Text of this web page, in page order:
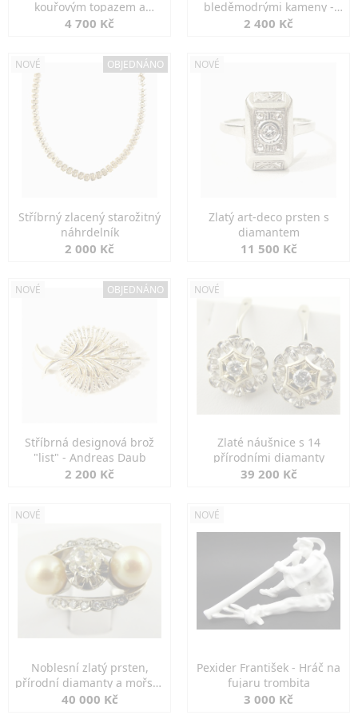
kouřovým topazem a
markazity
4 700 Kč
bleděmodrými kameny -
jemná elegance
2 400 Kč
NOVÉ OBJEDNÁNO
Stříbrný zlacený starožitný
náhrdelník
2 000 Kč
NOVÉ
Zlatý art-deco prsten s
diamantem
11 500 Kč
NOVÉ OBJEDNÁNO
Stříbrná designová brož
"list" - Andreas Daub
2 200 Kč
NOVÉ
Zlaté náušnice s 14
přírodními diamanty
39 200 Kč
NOVÉ
Noblesní zlatý prsten,
přírodní diamanty a mořské
perly
40 000 Kč
NOVÉ
Pexider František - Hráč na
fujaru trombita
3 000 Kč